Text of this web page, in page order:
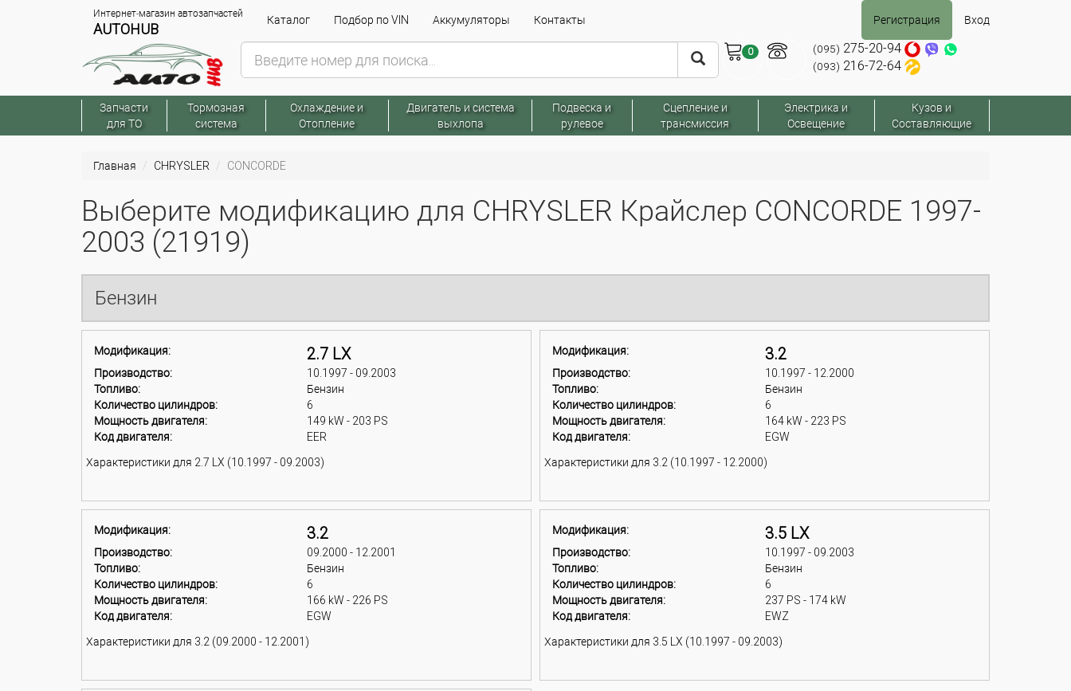
Интернет-магазин автозапчастей
AUTOHUB
Каталог Подбор по VIN Аккумуляторы Контакты Регистрация Вход
0 (095) 275-20-94
(093) 216-72-64
Запчасти
для ТО
Тормозная
система
Охлаждение и
Отопление
Двигатель и система
выхлопа
Подвеска и
рулевое
Сцепление и
трансмиссия
Электрика и
Освещение
Кузов и
Составляющие
Главная CHRYSLER CONCORDE
Выберите модификацию для CHRYSLER Крайслер CONCORDE 1997-
2003 (21919)
Бензин
Модификация: 2.7 LX
Производство:
10.1997 - 09.2003
Топливо:
Бензин
Количество цилиндров:
6
Мощность двигателя:
149 kW - 203 PS
Код двигателя:
EER
Характеристики для 2.7 LX (10.1997 - 09.2003)
Модификация: 3.2
Производство:
10.1997 - 12.2000
Топливо:
Бензин
Количество цилиндров:
6
Мощность двигателя:
164 kW - 223 PS
Код двигателя:
EGW
Характеристики для 3.2 (10.1997 - 12.2000)
Модификация: 3.2
Производство:
09.2000 - 12.2001
Топливо:
Бензин
Количество цилиндров:
6
Мощность двигателя:
166 kW - 226 PS
Код двигателя:
EGW
Характеристики для 3.2 (09.2000 - 12.2001)
Модификация: 3.5 LX
Производство:
10.1997 - 09.2003
Топливо:
Бензин
Количество цилиндров:
6
Мощность двигателя:
237 PS - 174 kW
Код двигателя:
EWZ
Характеристики для 3.5 LX (10.1997 - 09.2003)